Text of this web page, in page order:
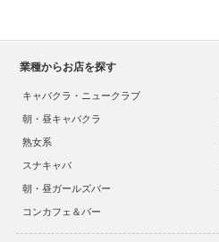
業種からお店を探す
キャバクラ・ニュークラブ
朝・昼キャバクラ
熟女系
スナキャバ
朝・昼ガールズバー
コンカフェ＆バー